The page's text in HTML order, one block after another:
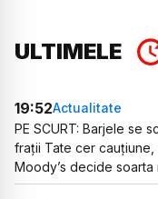
ULTIMELE
19:52Actualitate
PE SCURT: Barjele se
frații Tate cer cauțiune,
Moody’s decide soarta